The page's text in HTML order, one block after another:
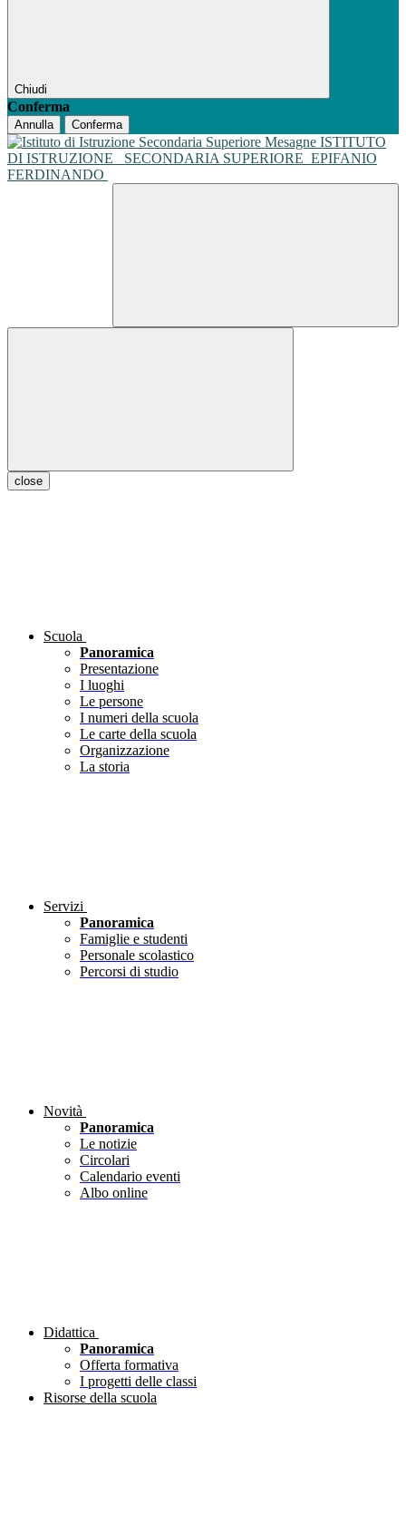
Chiudi
Conferma
Annulla Conferma
ISTITUTO
DI ISTRUZIONE
SECONDARIA SUPERIORE EPIFANIO
FERDINANDO
close
Scuola
Panoramica
Presentazione
I luoghi
Le persone
I numeri della scuola
Le carte della scuola
Organizzazione
La storia
Servizi
Panoramica
Famiglie e studenti
Personale scolastico
Percorsi di studio
Novità
Panoramica
Le notizie
Circolari
Calendario eventi
Albo online
Didattica
Panoramica
Offerta formativa
I progetti delle classi
Risorse della scuola